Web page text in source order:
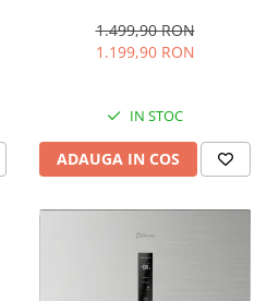
Iluminare LED, Termostat
Reglabil, H 147 cm, Negru
1.499,90 RON
1.199,90 RON
IN STOC
ADAUGA IN COS